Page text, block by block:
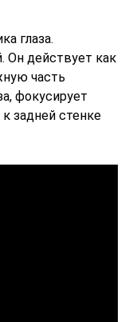
глаза.
Он действует как
часть
фокусирует
задней стенке